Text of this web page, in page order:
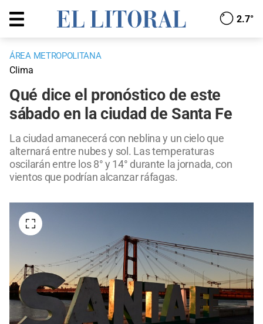
2.7°
ÁREA METROPOLITANA
Clima
Qué dice el pronóstico de este
sábado en la ciudad de Santa Fe
La ciudad amanecerá con neblina y un cielo que
alternará entre nubes y sol. Las temperaturas
oscilarán entre los 8° y 14° durante la jornada, con
vientos que podrían alcanzar ráfagas.